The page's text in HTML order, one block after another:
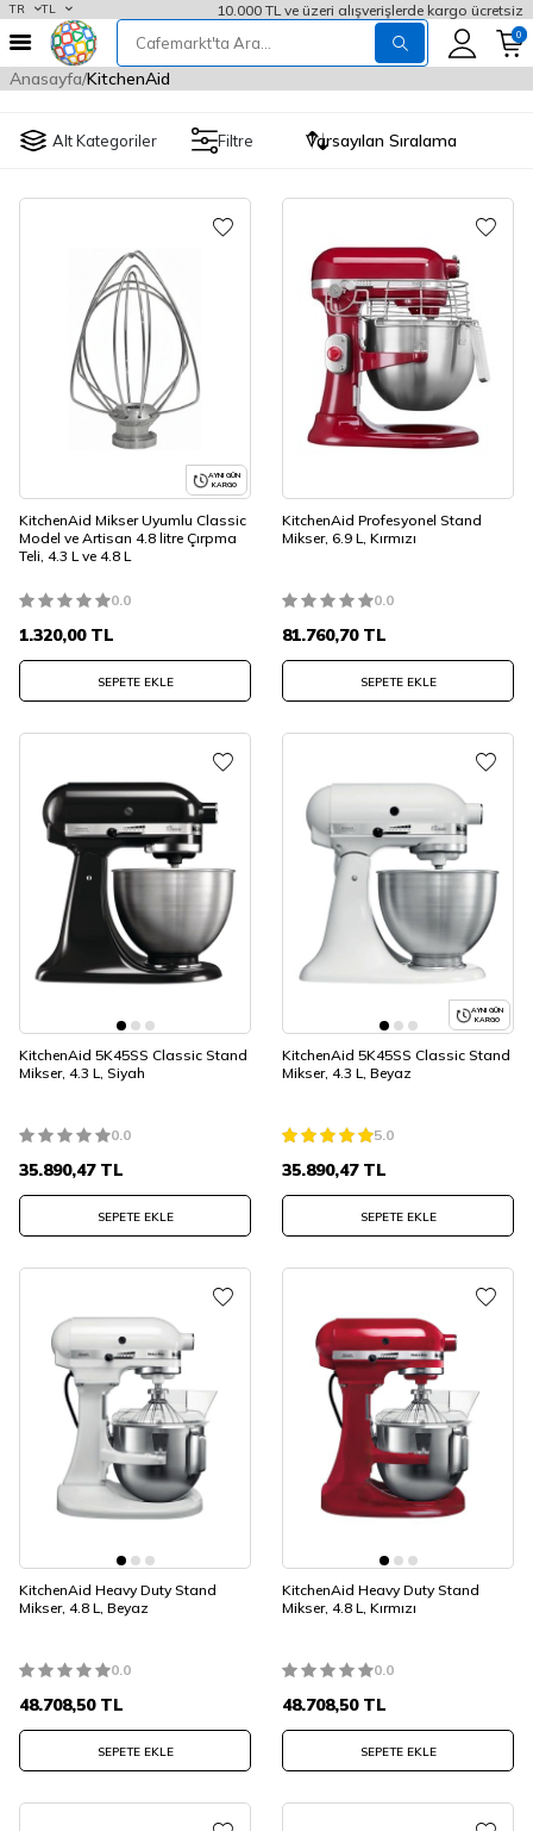
TR TL 10.000 TL ve üzeri alışverişlerde kargo ücretsiz
0
Anasayfa KitchenAid
Alt Kategoriler Filtre
AYNI GÜN
KARGO
KitchenAid Mikser Uyumlu Classic
Model ve Artisan 4.8 litre Çırpma
Teli, 4.3 L ve 4.8 L
0.0
1.320,00TL
SEPETE EKLE
KitchenAid Profesyonel Stand
Mikser, 6.9 L, Kırmızı
0.0
81.760,70TL
SEPETE EKLE
KitchenAid 5K45SS Classic Stand
Mikser, 4.3 L, Siyah
0.0
35.890,47TL
SEPETE EKLE
AYNI GÜN
KARGO
KitchenAid 5K45SS Classic Stand
Mikser, 4.3 L, Beyaz
5.0
35.890,47TL
SEPETE EKLE
KitchenAid Heavy Duty Stand
Mikser, 4.8 L, Beyaz
0.0
48.708,50TL
SEPETE EKLE
KitchenAid Heavy Duty Stand
Mikser, 4.8 L, Kırmızı
0.0
48.708,50TL
SEPETE EKLE